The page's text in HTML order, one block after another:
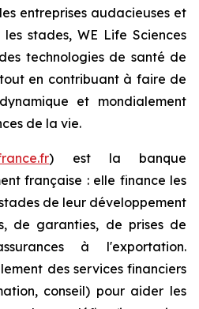
entreprises audacieuses et
stades, WE Life Sciences
technologies de santé de
en contribuant à faire de
et mondialement
de la vie.
) est la banque
française : elle finance les
de leur développement
de garanties, de prises de
à l'exportation.
des services financiers
conseil) pour aider les